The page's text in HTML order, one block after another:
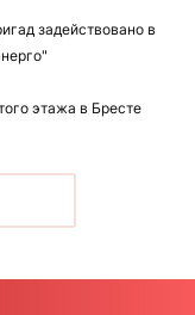
задействовано в
этажа в Бресте